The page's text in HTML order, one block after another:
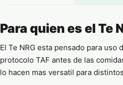
Para quien es el Te
El Te NRG esta pensado para
protocolo TAF antes de las
lo hacen mas versatil para